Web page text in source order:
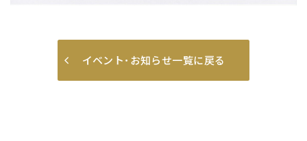
イベント･お知らせ一覧に戻る